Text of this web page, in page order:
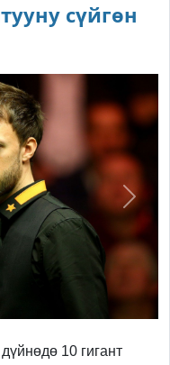
сүйгөн
Next
10 гигант